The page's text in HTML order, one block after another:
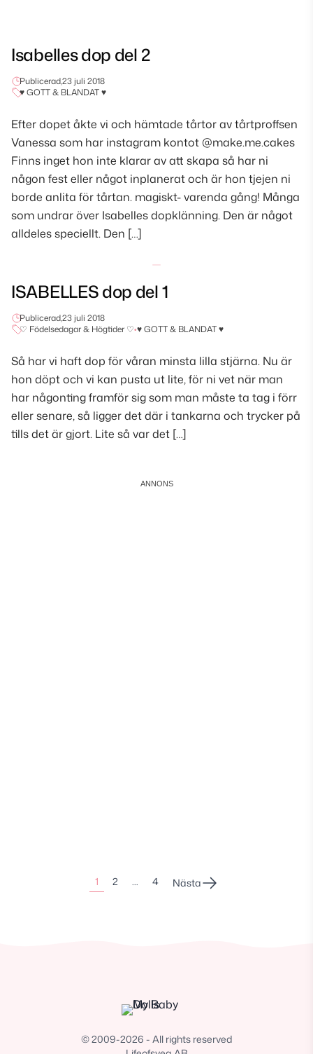
Isabelles dop del 2
Publicerad,23 juli 2018
♥ GOTT & BLANDAT ♥
Efter dopet åkte vi och hämtade tårtor av tårtproffsen
Vanessa som har instagram kontot @make.me.cakes
Finns inget hon inte klarar av att skapa så har ni
någon fest eller något inplanerat och är hon tjejen ni
borde anlita för tårtan. magiskt- varenda gång! Många
som undrar över Isabelles dopklänning. Den är något
alldeles speciellt. Den […]
ISABELLES dop del 1
Publicerad,23 juli 2018
♡ Födelsedagar & Högtider ♡•♥ GOTT & BLANDAT ♥
Så har vi haft dop för våran minsta lilla stjärna. Nu är
hon döpt och vi kan pusta ut lite, för ni vet när man
har någonting framför sig som man måste ta tag i förr
eller senare, så ligger det där i tankarna och trycker på
tills det är gjort. Lite så var det […]
1 2 4 Nästa
© 2009-2026 - All rights reserved